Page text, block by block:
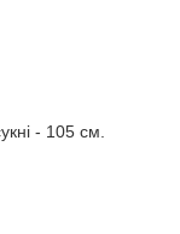
- 105 см.